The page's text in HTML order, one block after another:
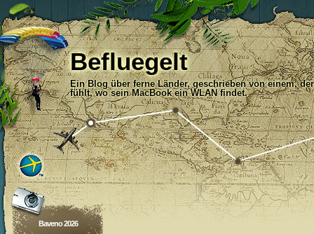
Befluegelt
Ein Blog über ferne Länder, geschrieben von einem,
fühlt, wo sein MacBook ein WLAN findet.
Baveno 2026